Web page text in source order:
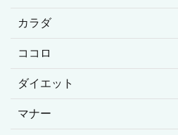
カラダ
ココロ
ダイエット
マナー